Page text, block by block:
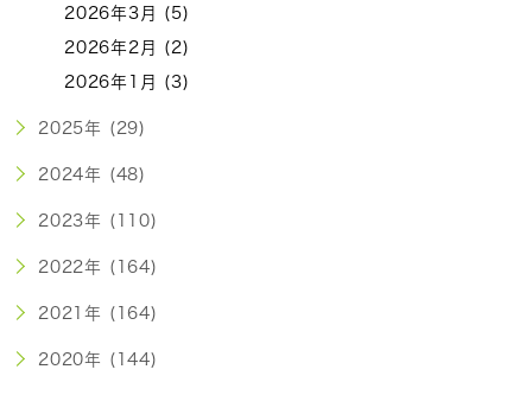
2026年3月 (5)
2026年2月 (2)
2026年1月 (3)
2025年 (29)
2024年 (48)
2023年 (110)
2022年 (164)
2021年 (164)
2020年 (144)